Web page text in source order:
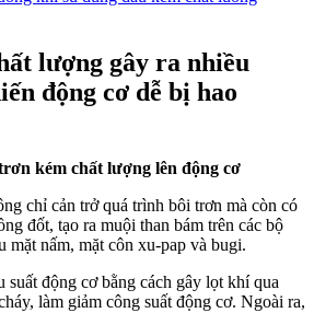
lượng gây ra nhiều
động cơ dễ bị hao
kém chất lượng lên động cơ
chỉ cản trở quá trình bôi trơn mà còn có
đốt, tạo ra muội than bám trên các bộ
mặt nấm, mặt côn xu-pap và bugi.
suất động cơ bằng cách gây lọt khí qua
làm giảm công suất động cơ. Ngoài ra,